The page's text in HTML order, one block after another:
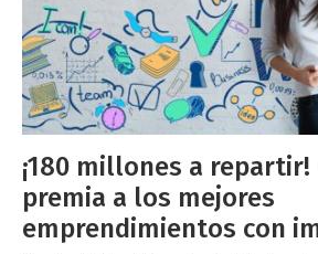
¡180 millones a repartir!
premia a los mejores
emprendimientos con